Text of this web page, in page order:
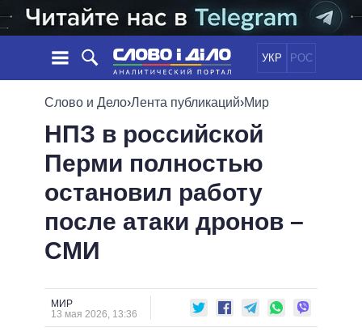
УКР РОС
НОВОСТИ
ЛЕНТА
СОБЫТИЯ
СТАТЬИ
ОБЗОРЫ
ДАЙДЖЕСТЫ
ПОЛИТИКА
ЭКОНОМИКА
ОБЩЕСТВО
ОБЕЩАНИЯ
ПОЛИТИКИ
ПРЕЗИДЕНТ И ОФИС
ВЕРХОВНАЯ РАДА
ГЛАВЫ ОБЛАДМИНИСТРАЦИЙ
МЭРЫ
ИНФОГРАФИКА
СРАВНЕНИЕ ПОЛИТИКОВ
Слово и Дело›Лента публикаций›Мир
НПЗ в российской
Перми полностью
остановил работу
после атаки дронов –
СМИ
МИР
13 мая 2026, 13:36